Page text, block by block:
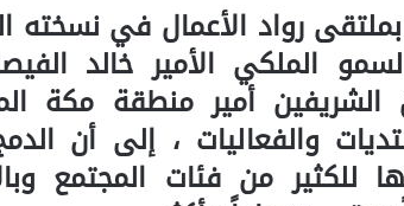
رواد الأعمال في نسخته
الملكي الأمير خالد
الشريفين أمير منطقة مكة
والفعاليات ، إلى أن
للكثير من فئات المجتمع